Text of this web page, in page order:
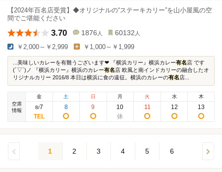
【2024年百名店受賞】◆オリジナルの“ステーキカリー”を山小屋風の空
間でご堪能ください
3.70 1876 人 60132 人
￥2,000～￥2,999 ￥1,000～￥1,999
...美味しいカレーを有難うございます❤ 『横浜カリー』横浜カレー有名店 です
(´▽`)ノ 『横浜カリー』横浜のカレー有名店 欧風と南インドカリーの融合したオ
リジナルカリー 2016/8 本日は横浜に食の遠征。横浜のカレーの有名店...
空席
情報
金
8/7
土
8
日
9
月
10
火
11
水
12
木
13
1 2 3 4 5 6